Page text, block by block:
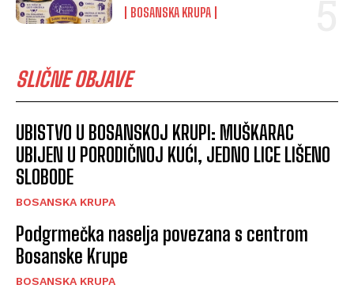
BOSANSKA KRUPA
SLIČNE OBJAVE
UBISTVO U BOSANSKOJ KRUPI: MUŠKARAC
UBIJEN U PORODIČNOJ KUĆI, JEDNO LICE LIŠENO
SLOBODE
BOSANSKA KRUPA
Podgrmečka naselja povezana s centrom
Bosanske Krupe
BOSANSKA KRUPA